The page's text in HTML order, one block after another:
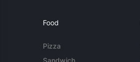
Food
Pizza
Sandwich